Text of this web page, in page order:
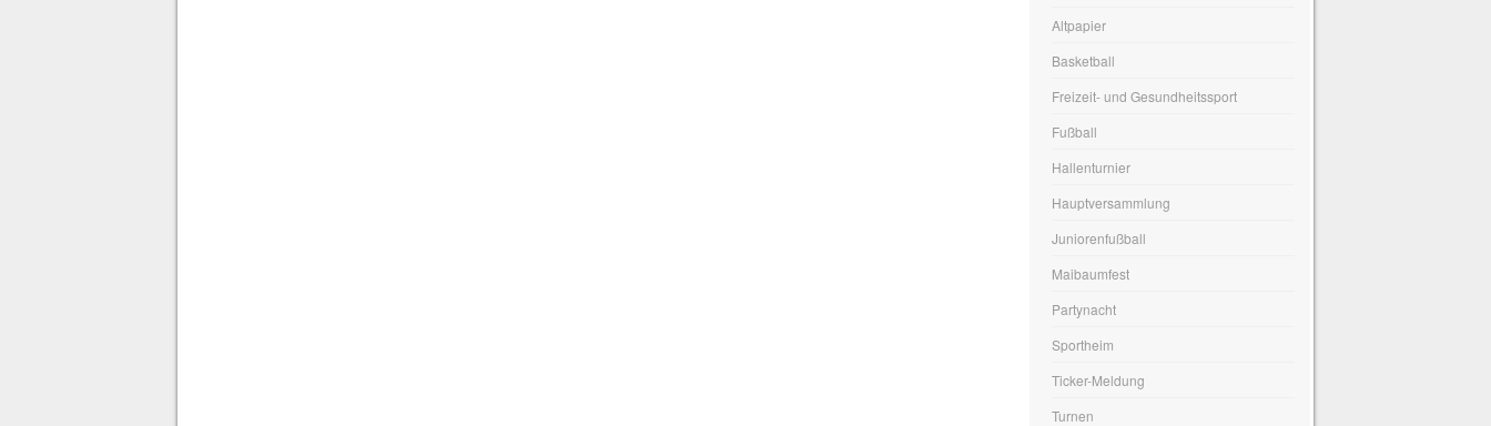
Altpapier
Basketball
Freizeit- und Gesundheitssport
Fußball
Hallenturnier
Hauptversammlung
Juniorenfußball
Maibaumfest
Partynacht
Sportheim
Ticker-Meldung
Turnen